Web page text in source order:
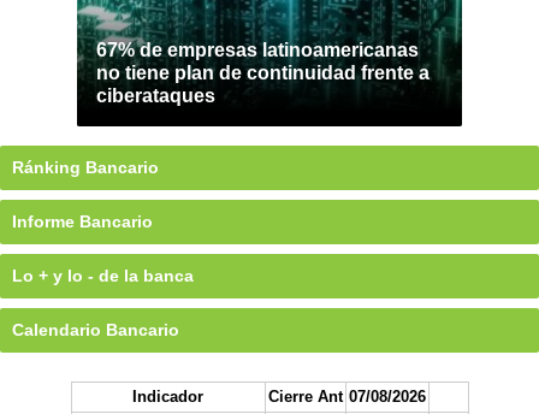
67% de empresas latinoamericanas
no tiene plan de continuidad frente a
ciberataques
Ránking Bancario
Informe Bancario
Lo + y lo - de la banca
Calendario Bancario
Indicador Cierre Ant 07/08/2026